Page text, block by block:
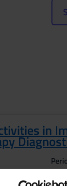
in
3°